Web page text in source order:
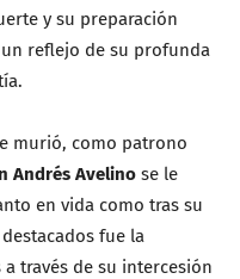
y su preparación
un reflejo de su profunda
murió, como patrono
Andrés Avelino se le
en vida como tras su
fue la
través de su intercesión